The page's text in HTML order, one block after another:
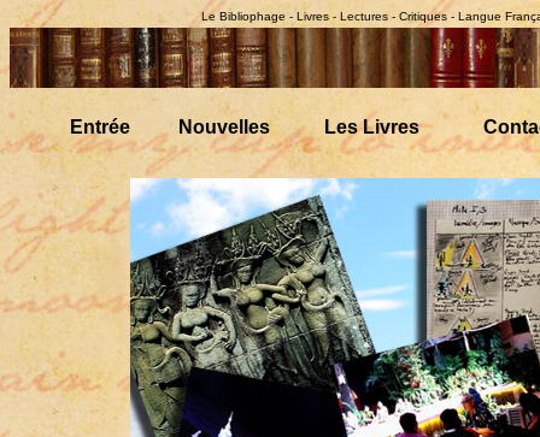
Le Bibliophage - Livres - Lectures - Critiques - Langue
Entrée Nouvelles Les Livres